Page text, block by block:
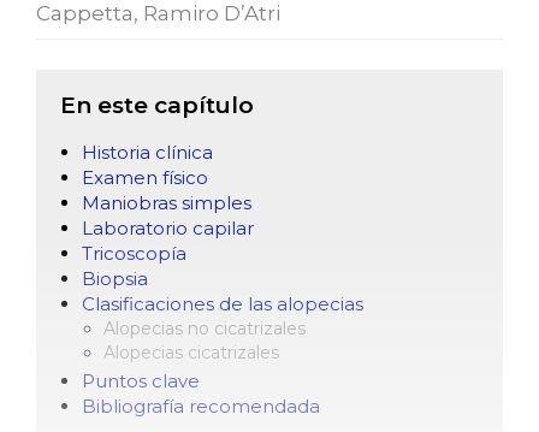
Cappetta, Ramiro D’Atri
En este capítulo
Historia clínica
Examen físico
Maniobras simples
Laboratorio capilar
Tricoscopía
Biopsia
Clasificaciones de las alopecias
Alopecias no cicatrizales
Alopecias cicatrizales
Puntos clave
Bibliografía recomendada